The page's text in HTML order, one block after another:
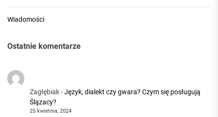
Wiadomości
Ostatnie komentarze
Zagłębiak-Język, dialekt czy gwara? Czym się posługują
Ślązacy?
25 kwietnia, 2024